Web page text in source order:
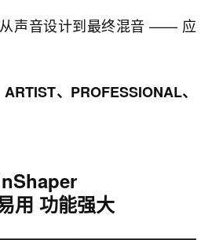
声音设计到最终混音 —— 应
、PROFESSIONAL、
用 功能强大